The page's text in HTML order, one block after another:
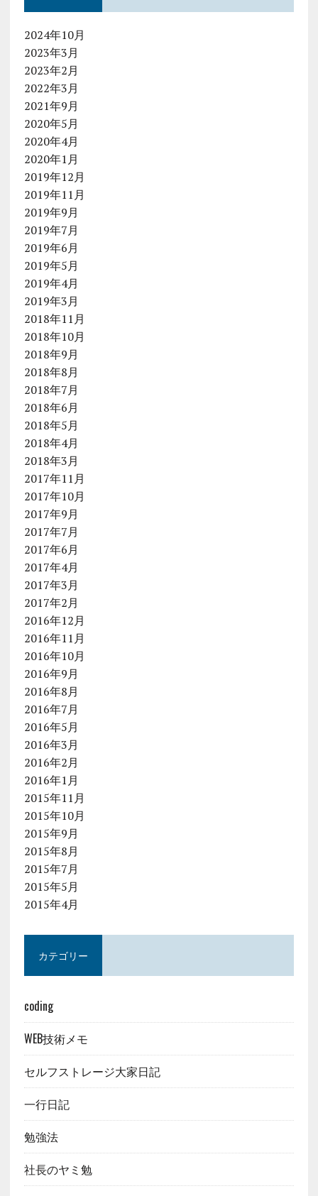
2024年10月
2023年3月
2023年2月
2022年3月
2021年9月
2020年5月
2020年4月
2020年1月
2019年12月
2019年11月
2019年9月
2019年7月
2019年6月
2019年5月
2019年4月
2019年3月
2018年11月
2018年10月
2018年9月
2018年8月
2018年7月
2018年6月
2018年5月
2018年4月
2018年3月
2017年11月
2017年10月
2017年9月
2017年7月
2017年6月
2017年4月
2017年3月
2017年2月
2016年12月
2016年11月
2016年10月
2016年9月
2016年8月
2016年7月
2016年5月
2016年3月
2016年2月
2016年1月
2015年11月
2015年10月
2015年9月
2015年8月
2015年7月
2015年5月
2015年4月
カテゴリー
coding
WEB技術メモ
セルフストレージ大家日記
一行日記
勉強法
社長のヤミ勉